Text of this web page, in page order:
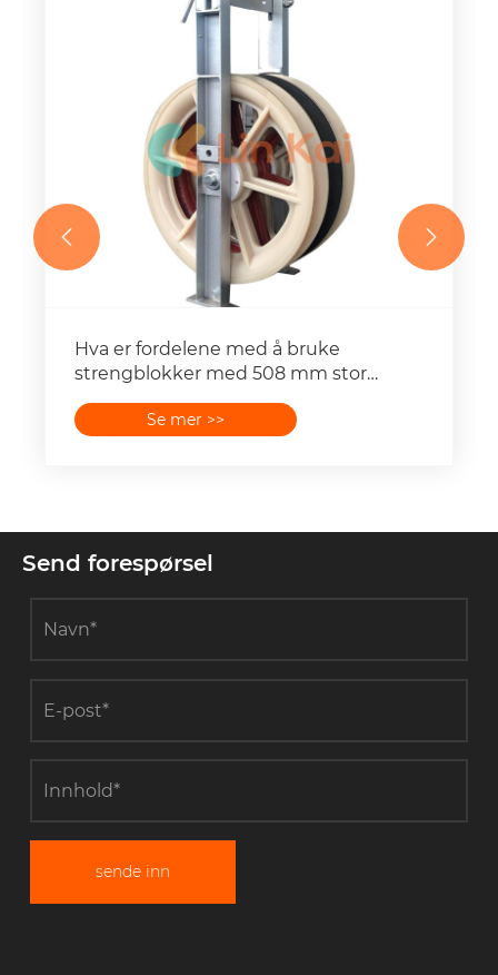
Hva er fordelene med å bruke
strengblokker med 508 mm stor
diameter?
Se mer >>
 
Send forespørsel
sende inn